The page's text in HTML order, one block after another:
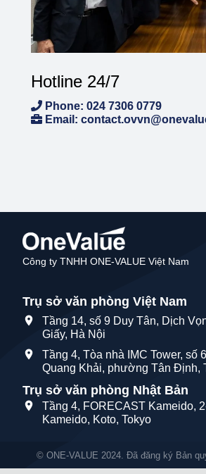
Hotline 24/7
Phone: 024 7306 0779
Email:
Công ty TNHH ONE-VALUE Việt Nam
Trụ sở văn phòng Việt Nam
Tầng 14, số 9 Duy Tân, Dịch
Giấy, Hà Nội
Tầng 4, Tòa nhà IMC Tower, số
Quang Khải, phường Tân Định,
Trụ sở văn phòng Nhật Bản
Tầng 4, FORECAST Kameido,
Kameido, Koto, Tokyo
© ONE-VALUE 2024. Đã đăng ký Bản